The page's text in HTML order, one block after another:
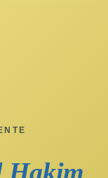
Hakim